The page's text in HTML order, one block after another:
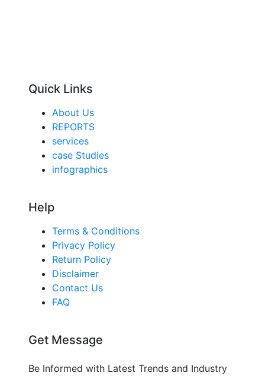
Quick Links
About Us
REPORTS
services
case Studies
infographics
Help
Terms & Conditions
Privacy Policy
Return Policy
Disclaimer
Contact Us
FAQ
Get Message
Be Informed with Latest Trends and Industry